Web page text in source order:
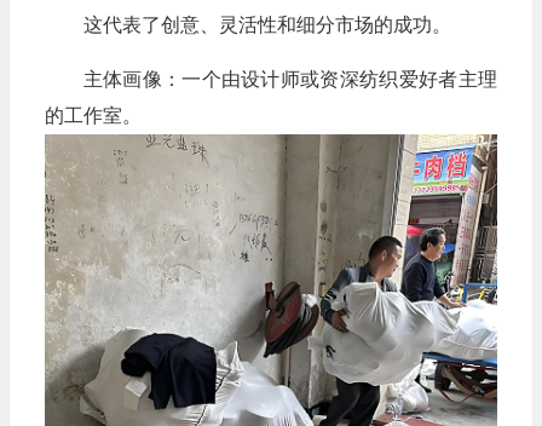
这代表了创意、灵活性和细分市场的成功。
主体画像：一个由设计师或资深纺织爱好者主理
的工作室。